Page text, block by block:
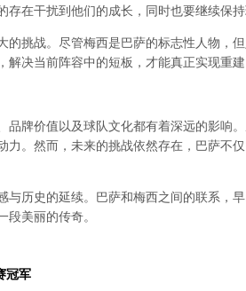
在干扰到他们的成长，同时也要继续保持
挑战。尽管梅西是巴萨的标志性人物，
决当前阵容中的短板，才能真正实现重建
牌价值以及球队文化都有着深远的影响
。然而，未来的挑战依然存在，巴萨不
历史的延续。巴萨和梅西之间的联系，
美丽的传奇。
冠军